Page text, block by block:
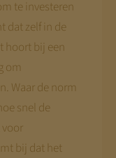
te investeren
dat zelf in de
hoort bij een
om
Waar de norm
snel de
bij dat het